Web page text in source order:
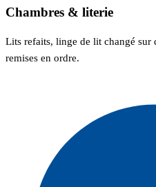
Chambres & literie
Lits refaits, linge de lit changé sur
remises en ordre.